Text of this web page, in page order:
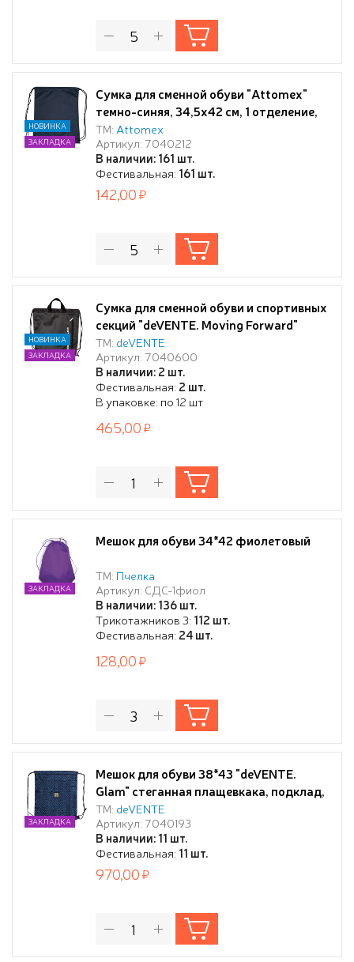
Сумка для сменной обуви "Attomex"
темно-синяя, 34,5x42 см, 1 отделение,
водоотталкивающая ткань, на
веревочной завязке,
ТМ: Attomex
Артикул: 7040212
В наличии: 161 шт.
Фестивальная: 161 шт.
НОВИНКА
ЗАКЛАДКА
142,00
Сумка для сменной обуви и спортивных
секций "deVENTE. Moving Forward"
38x43x9 см, износостойкий полиэстер
с водоотталкивающей пропиткой, 1
просторное отделение, большой
передний карман на молнии, дно с
расширением 9 см, на веревочной
завязке, с текст
ТМ: deVENTE
Артикул: 7040600
В наличии: 2 шт.
Фестивальная: 2 шт.
В упаковке: по 12 шт
НОВИНКА
ЗАКЛАДКА
465,00
Мешок для обуви 34*42 фиолетовый
ТМ: Пчелка
Артикул: СДС-1фиол
В наличии: 136 шт.
Трикотажников 3: 112 шт.
Фестивальная: 24 шт.
ЗАКЛАДКА
128,00
Мешок для обуви 38*43 "deVENTE.
Glam" стеганная плащевкака, подклад,
на верев.завязки
ТМ: deVENTE
Артикул: 7040193
В наличии: 11 шт.
Фестивальная: 11 шт.
ЗАКЛАДКА
970,00